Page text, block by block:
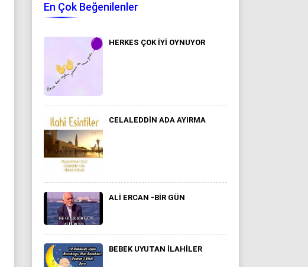
En Çok Beğenilenler
HERKES ÇOK IYI OYNUYOR
CELALEDDIN ADA AYIRMA
ALI ERCAN -BIR GÜN
BEBEK UYUTAN ILAHILER